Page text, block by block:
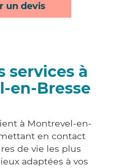
un devis
services à
en-Bresse
à Montrevel-en-
en contact
de vie les plus
adaptées à vos